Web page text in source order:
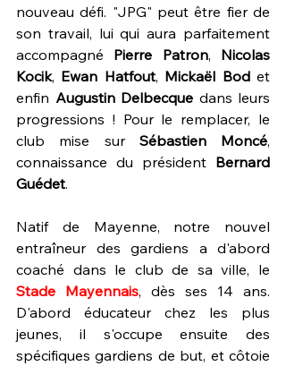
nouveau défi. "JPG" peut être fier de
son travail, lui qui aura parfaitement
accompagné Pierre Patron, Nicolas
Kocik, Ewan Hatfout, Mickaël Bod et
enfin Augustin Delbecque dans leurs
progressions ! Pour le remplacer, le
club mise sur Sébastien Moncé,
connaissance du président Bernard
Guédet.
Natif de Mayenne, notre nouvel
entraîneur des gardiens a d'abord
Stade Mayennais, dès ses 14 ans.
D'abord éducateur chez les plus
jeunes, il s'occupe ensuite des
spécifiques gardiens de but, et côtoie